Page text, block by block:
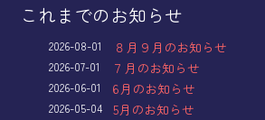
これまでのお知らせ
８月９月のお知らせ
2026-08-01
７月のお知らせ
2026-07-01
6月のお知らせ
2026-06-01
5月のお知らせ
2026-05-04